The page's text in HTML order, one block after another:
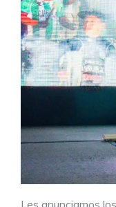
Les anunciamos